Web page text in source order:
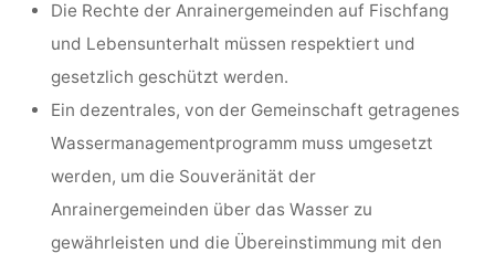
Die Rechte der Anrainergemeinden auf Fischfang
und Lebensunterhalt müssen respektiert und
gesetzlich geschützt werden.
Ein dezentrales, von der Gemeinschaft getragenes
Wassermanagementprogramm muss umgesetzt
werden, um die Souveränität der
Anrainergemeinden über das Wasser zu
gewährleisten und die Übereinstimmung mit den